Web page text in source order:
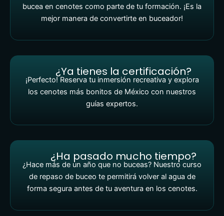
bucea en cenotes como parte de tu formación. ¡Es la
mejor manera de convertirte en buceador!
¿Ya tienes la certificación?
¡Perfecto! Reserva tu inmersión recreativa y explora
los cenotes más bonitos de México con nuestros
guías expertos.
¿Ha pasado mucho tiempo?
¿Hace más de un año que no buceas? Nuestro curso
de repaso de buceo te permitirá volver al agua de
forma segura antes de tu aventura en los cenotes.